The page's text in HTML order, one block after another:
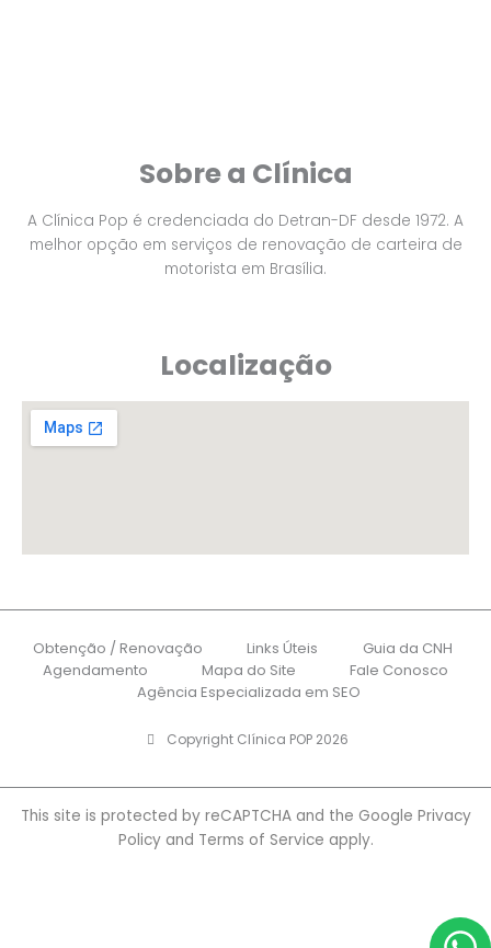
Sobre a Clínica
A Clínica Pop é credenciada do Detran-DF desde 1972. A
melhor opção em serviços de renovação de carteira de
motorista em Brasília.
Localização
Copyright Clínica POP 2026
Obtenção / Renovação Links Úteis
Guia da CNH
Agendamento
Mapa do Site
Fale Conosco
Agência Especializada em SEO
This site is protected by reCAPTCHA and the Google Privacy
Policyand Terms of Service apply.